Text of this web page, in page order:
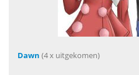
Dawn (4 x uitgekomen)